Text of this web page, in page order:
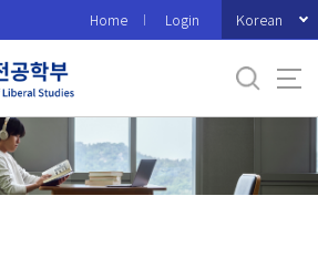
Home Login Korean